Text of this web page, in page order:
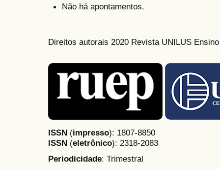
Não há apontamentos.
Direitos autorais 2020 Revista UNILUS
ISSN (impresso): 1807-8850
ISSN (eletrônico): 2318-2083
Periodicidade: Trimestral